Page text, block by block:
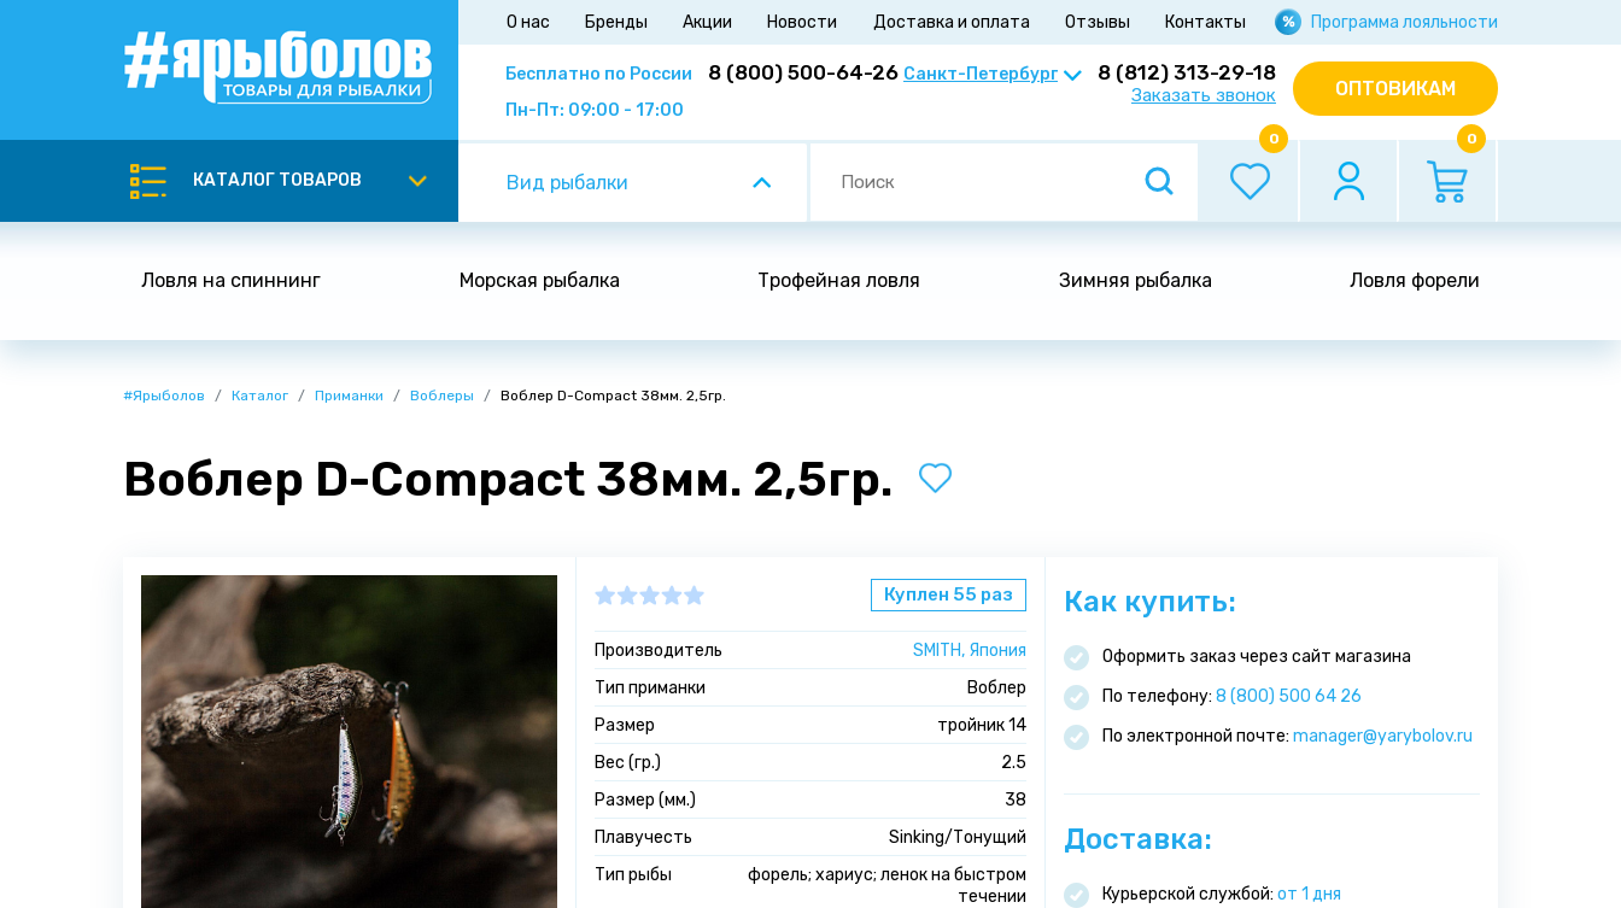
О нас Бренды Акции Новости Доставка и оплата Отзывы Контакты Программа лояльности
Бесплатно по России 8 (800) 500-64-26
Пн-Пт: 09:00 - 17:00
8 (812) 313-29-18
Заказать звонок ОПТОВИКАМ
КАТАЛОГ ТОВАРОВ Вид рыбалки
0 0
Ловля на спиннинг Морская рыбалка Трофейная ловля Зимняя рыбалка Ловля форели
#Ярыболов Каталог Приманки Воблеры Воблер D-Compact 38мм. 2,5гр.
Воблер D-Compact 38мм. 2,5гр.
Куплен 55 раз
Производитель
SMITH, Япония
Тип приманки
Воблер
Размер
тройник 14
Вес (гр.)
2.5
Размер (мм.)
38
Плавучесть
Sinking/Тонущий
Тип рыбы
форель; хариус; ленок на быстром
течении
Как купить:
Оформить заказ через сайт магазина
По телефону: 8 (800) 500 64 26
По электронной почте: manager@yarybolov.ru
Доставка:
Курьерской службой: от 1 дня